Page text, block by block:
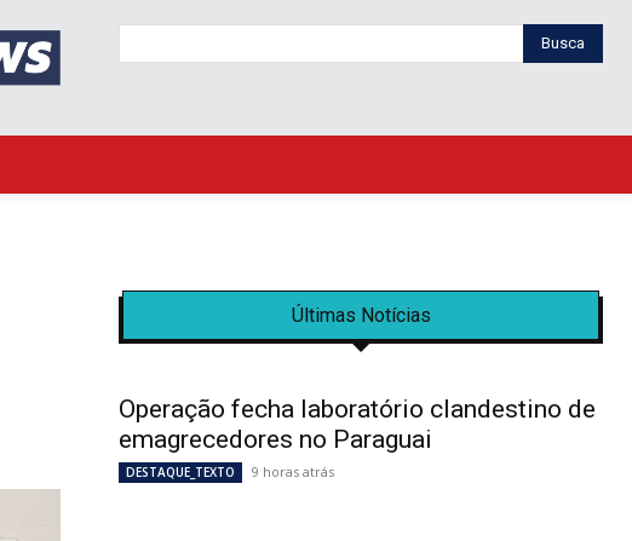
Busca
Últimas Notícias
Operação fecha laboratório clandestino de
emagrecedores no Paraguai
DESTAQUE_TEXTO 9 horas atrás